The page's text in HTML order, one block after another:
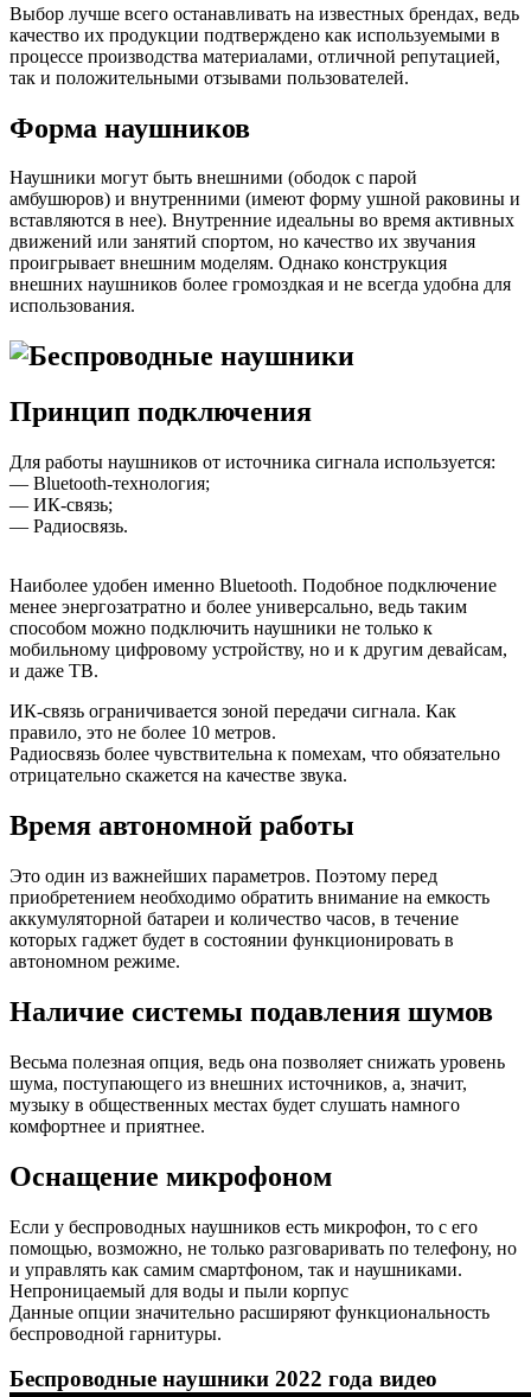
Выбор лучше всего останавливать на известных брендах, ведь
качество их продукции подтверждено как используемыми в
процессе производства материалами, отличной репутацией,
так и положительными отзывами пользователей.
Форма наушников
Наушники могут быть внешними (ободок с парой
амбушюров) и внутренними (имеют форму ушной раковины и
вставляются в нее). Внутренние идеальны во время активных
движений или занятий спортом, но качество их звучания
проигрывает внешним моделям. Однако конструкция
внешних наушников более громоздкая и не всегда удобна для
использования.
Принцип подключения
Для работы наушников от источника сигнала используется:
— Bluetooth-технология;
— ИК-связь;
— Радиосвязь.
Наиболее удобен именно Bluetooth. Подобное подключение
менее энергозатратно и более универсально, ведь таким
способом можно подключить наушники не только к
мобильному цифровому устройству, но и к другим девайсам,
и даже ТВ.
ИК-связь ограничивается зоной передачи сигнала. Как
правило, это не более 10 метров.
Радиосвязь более чувствительна к помехам, что обязательно
отрицательно скажется на качестве звука.
Время автономной работы
Это один из важнейших параметров. Поэтому перед
приобретением необходимо обратить внимание на емкость
аккумуляторной батареи и количество часов, в течение
которых гаджет будет в состоянии функционировать в
автономном режиме.
Наличие системы подавления шумов
Весьма полезная опция, ведь она позволяет снижать уровень
шума, поступающего из внешних источников, а, значит,
музыку в общественных местах будет слушать намного
комфортнее и приятнее.
Оснащение микрофоном
Если у беспроводных наушников есть микрофон, то с его
помощью, возможно, не только разговаривать по телефону, но
и управлять как самим смартфоном, так и наушниками.
Непроницаемый для воды и пыли корпус
Данные опции значительно расширяют функциональность
беспроводной гарнитуры.
Беспроводные наушники 2022 года видео